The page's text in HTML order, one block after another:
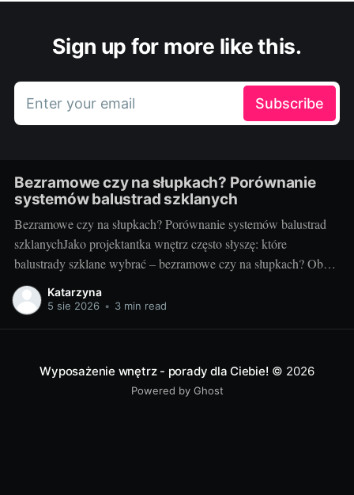
Sign up for more like this.
Enter your email Subscribe
Bezramowe czy na słupkach? Porównanie
systemów balustrad szklanych
Bezramowe czy na słupkach? Porównanie systemów balustrad
szklanychJako projektantka wnętrz często słyszę: które
balustrady szklane wybrać – bezramowe czy na słupkach? Oba
systemy potrafią wyglądać zjawiskowo i podnieść wartość
nieruchomości, ale różnią się konstrukcją, montażem i
Katarzyna
5 sie 2026 • 3 min read
Wyposażenie wnętrz - porady dla Ciebie! © 2026
Powered by Ghost